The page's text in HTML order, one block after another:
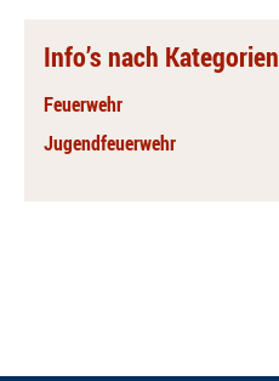
Info’s nach Kategorien
Feuerwehr
Jugendfeuerwehr